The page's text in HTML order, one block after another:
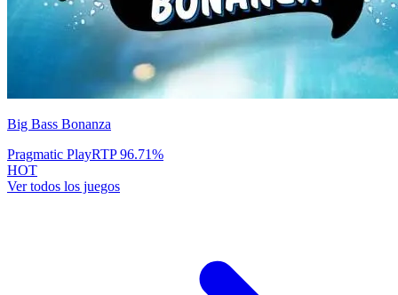
Big Bass Bonanza
Pragmatic PlayRTP96.71%
HOT
Ver todos los juegos